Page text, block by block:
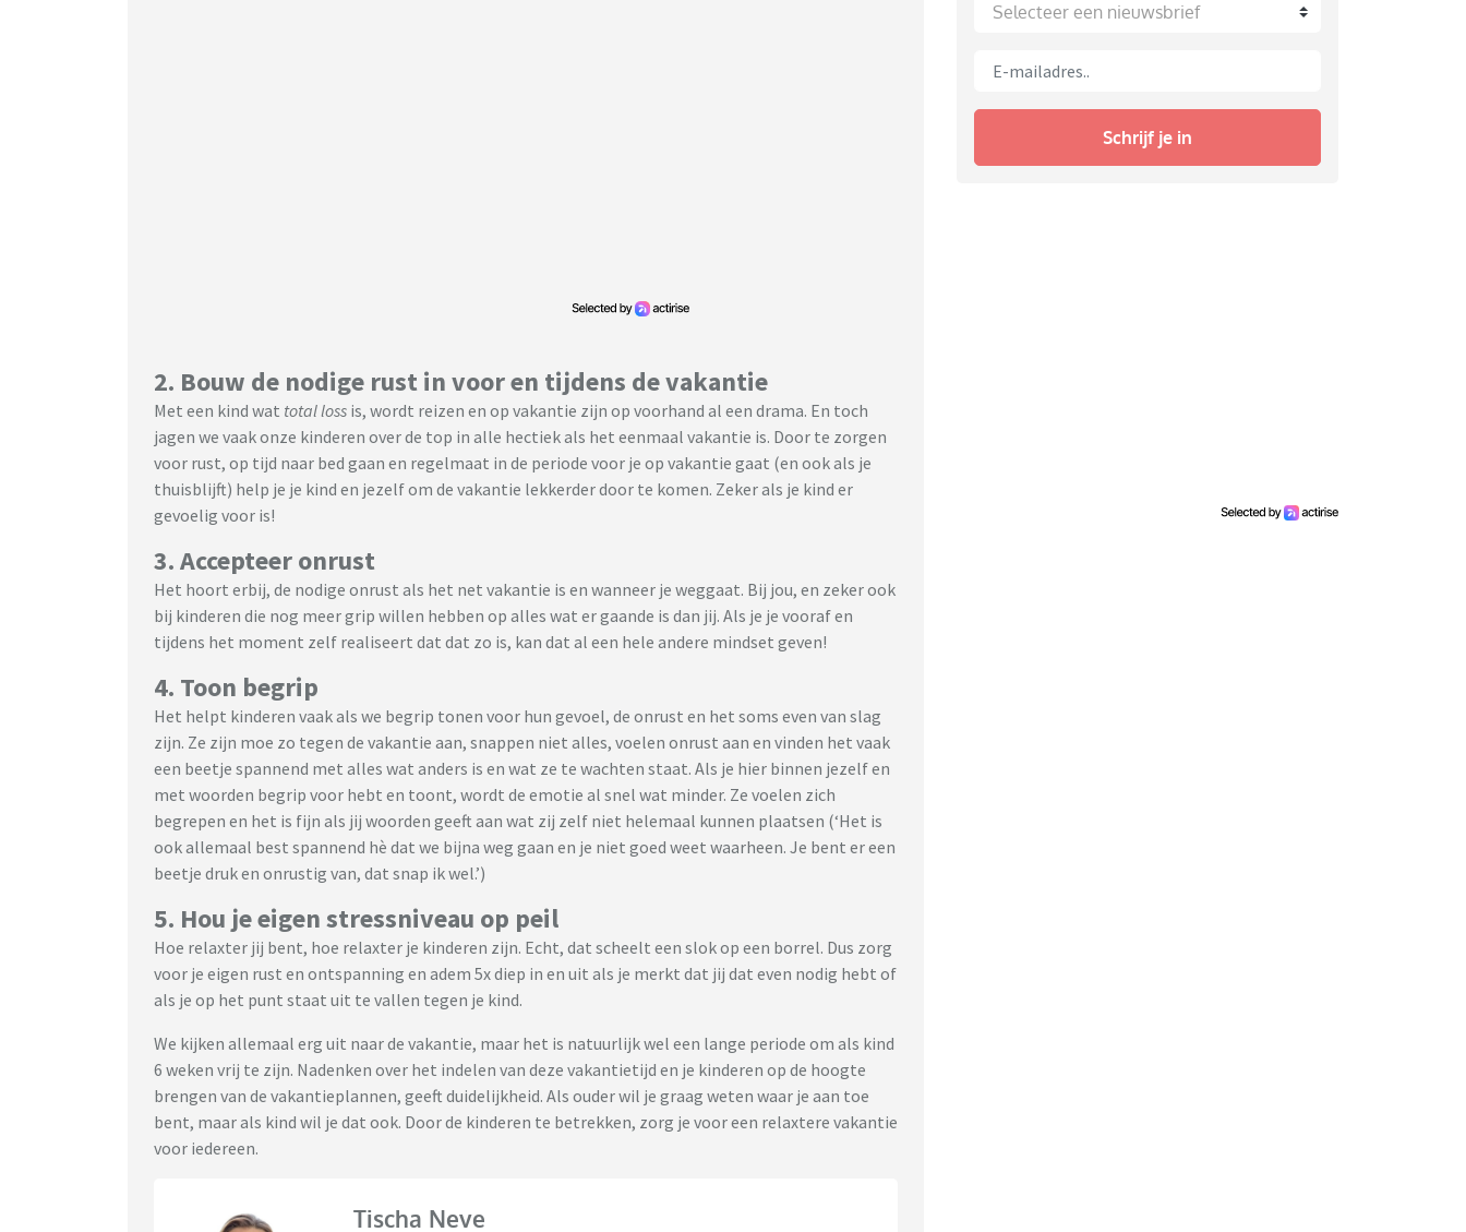
2. Bouw de nodige rust in voor en tijdens de vakantie
Met een kind wat total loss is, wordt reizen en op vakantie zijn op voorhand al een drama. En toch
jagen we vaak onze kinderen over de top in alle hectiek als het eenmaal vakantie is. Door te zorgen
voor rust, op tijd naar bed gaan en regelmaat in de periode voor je op vakantie gaat (en ook als je
thuisblijft) help je je kind en jezelf om de vakantie lekkerder door te komen. Zeker als je kind er
gevoelig voor is!
3. Accepteer onrust
Het hoort erbij, de nodige onrust als het net vakantie is en wanneer je weggaat. Bij jou, en zeker ook
bij kinderen die nog meer grip willen hebben op alles wat er gaande is dan jij. Als je je vooraf en
tijdens het moment zelf realiseert dat dat zo is, kan dat al een hele andere mindset geven!
4. Toon begrip
Het helpt kinderen vaak als we begrip tonen voor hun gevoel, de onrust en het soms even van slag
zijn. Ze zijn moe zo tegen de vakantie aan, snappen niet alles, voelen onrust aan en vinden het vaak
een beetje spannend met alles wat anders is en wat ze te wachten staat. Als je hier binnen jezelf en
met woorden begrip voor hebt en toont, wordt de emotie al snel wat minder. Ze voelen zich
begrepen en het is fijn als jij woorden geeft aan wat zij zelf niet helemaal kunnen plaatsen (‘Het is
ook allemaal best spannend hè dat we bijna weg gaan en je niet goed weet waarheen. Je bent er een
beetje druk en onrustig van, dat snap ik wel.’)
5. Hou je eigen stressniveau op peil
Hoe relaxter jij bent, hoe relaxter je kinderen zijn. Echt, dat scheelt een slok op een borrel. Dus zorg
voor je eigen rust en ontspanning en adem 5x diep in en uit als je merkt dat jij dat even nodig hebt of
als je op het punt staat uit te vallen tegen je kind.
We kijken allemaal erg uit naar de vakantie, maar het is natuurlijk wel een lange periode om als kind
6 weken vrij te zijn. Nadenken over het indelen van deze vakantietijd en je kinderen op de hoogte
brengen van de vakantieplannen, geeft duidelijkheid. Als ouder wil je graag weten waar je aan toe
bent, maar als kind wil je dat ook. Door de kinderen te betrekken, zorg je voor een relaxtere vakantie
voor iedereen.
Tischa Neve
Selecteer een nieuwsbrief
Schrijf je in